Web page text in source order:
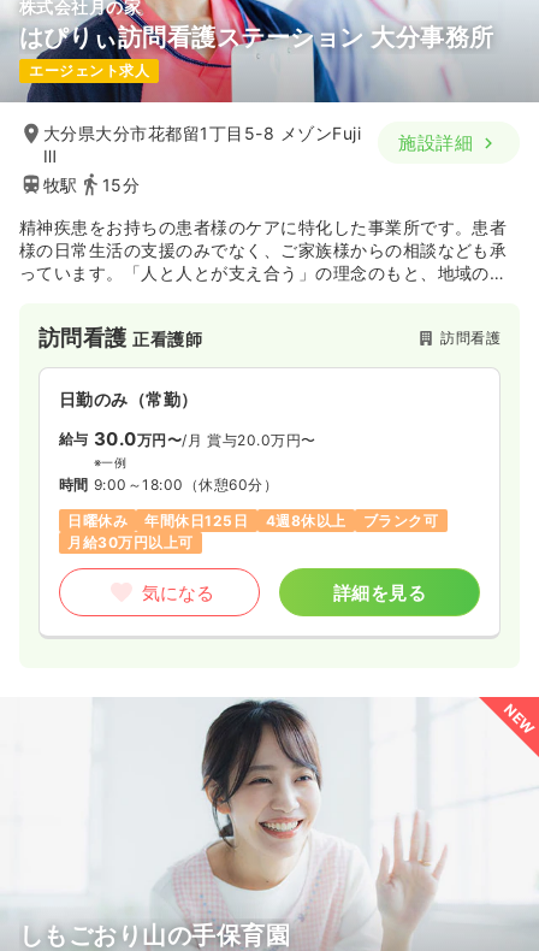
株式会社月の家
はぴりぃ訪問看護ステーション 大分事務所
エージェント求人
大分県大分市花都留1丁目5-8 メゾンFuji
Ⅲ
牧駅
15分
施設詳細
精神疾患をお持ちの患者様のケアに特化した事業所です。患者
様の日常生活の支援のみでなく、ご家族様からの相談なども承
っています。「人と人とが支え合う」の理念のもと、地域の皆
訪問看護正看護師 訪問看護
日勤のみ（常勤）
給与 30.0万円〜/月 賞与20.0万円〜
※一例
時間 9:00～18:00 （休憩60分）
日曜休み
年間休日125日 4週8休以上
ブランク可
月給30万円以上可
気になる 詳細を見る
NEW
しもごおり山の手保育園